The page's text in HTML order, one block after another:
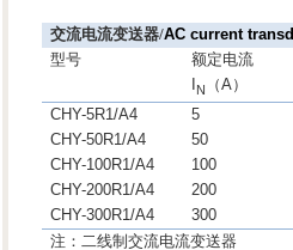
交流电流变送器/AC current
型号
额定电流
N （A）
CHY-5R1/A4
5
CHY-50R1/A4
50
CHY-100R1/A4
100
CHY-200R1/A4
200
CHY-300R1/A4
300
注：二线制交流电流变送器